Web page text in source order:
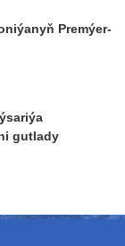
Premýer-
gutlady